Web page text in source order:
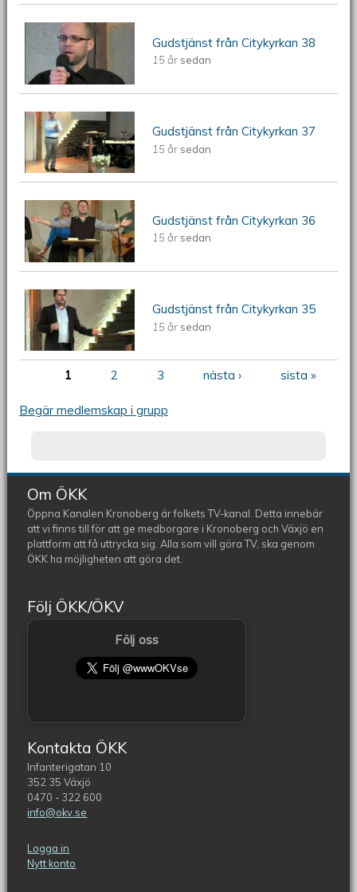
ÖKV Play: Gudstjänst från Citykyrkan
38
Gudstjänst från Citykyrkan 38
15 år sedan
ÖKV Play: Gudstjänst från Citykyrkan
37
Gudstjänst från Citykyrkan 37
15 år sedan
ÖKV Play: Gudstjänst från Citykyrkan
36
Gudstjänst från Citykyrkan 36
15 år sedan
ÖKV Play: Gudstjänst från Citykyrkan
35
Gudstjänst från Citykyrkan 35
15 år sedan
1 2 3 nästa › sista »
Begär medlemskap i grupp
Om ÖKK
Öppna Kanalen Kronoberg är folkets TV-kanal. Detta innebär
att vi finns till för att ge medborgare i Kronoberg och Växjö en
plattform att få uttrycka sig. Alla som vill göra TV, ska genom
ÖKK ha möjligheten att göra det.
Följ ÖKK/ÖKV
Följ oss
Kontakta ÖKK
Infanterigatan 10
352 35 Växjö
0470 - 322 600
info@okv.se
Logga in
Nytt konto